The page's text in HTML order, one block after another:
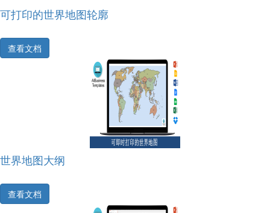
可打印的世界地图轮廓
查看文档
世界地图大纲
查看文档